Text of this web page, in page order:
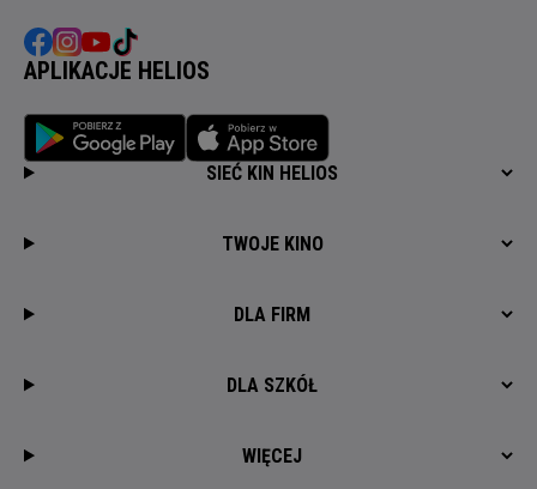
APLIKACJE HELIOS
SIEĆ KIN HELIOS
TWOJE KINO
DLA FIRM
DLA SZKÓŁ
WIĘCEJ